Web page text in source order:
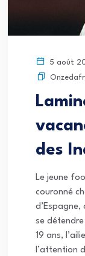
5 août
des
Le jeune
couronné
se
19 ans,
l’attention